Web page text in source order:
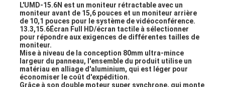
L'UMD-15.6N est un moniteur rétractable avec un
moniteur avant de 15,6 pouces et un moniteur arrière
de 10,1 pouces pour le système de vidéoconférence.
13.3,15.6Écran Full HD/écran tactile à sélectionner
pour répondre aux exigences de différentes tailles de
moniteur.
Mise à niveau de la conception 80mm ultra-mince
largeur du panneau, l'ensemble du produit utilise un
matériau en alliage d'aluminium, qui est léger pour
économiser le coût d'expédition.
Grâce à son double moteur super synchrone, qui monte